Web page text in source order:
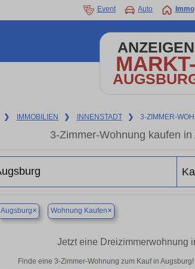
Event Auto Immo
ANZEIGEN
MARKT-
❯ IMMOBILIEN ❯ INNENSTADT ❯ 3-ZIMMER-
3-Zimmer-Wohnung kaufen
Augsburg× Wohnung Kaufen×
Jetzt eine Dreizimmerwohnung
Finde eine 3-Zimmer-Wohnung zum Kauf in